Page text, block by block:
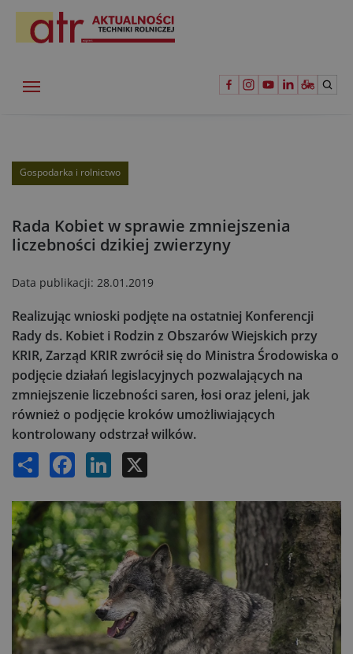
Gospodarka i rolnictwo
Rada Kobiet w sprawie zmniejszenia
liczebności dzikiej zwierzyny
Data publikacji: 28.01.2019
Realizując wnioski podjęte na ostatniej Konferencji
Rady ds. Kobiet i Rodzin z Obszarów Wiejskich przy
KRIR, Zarząd KRIR zwrócił się do Ministra Środowiska o
podjęcie działań legislacyjnych pozwalających na
zmniejszenie liczebności saren, łosi oraz jeleni, jak
również o podjęcie kroków umożliwiających
kontrolowany odstrzał wilków.
Share Facebook LinkedIn